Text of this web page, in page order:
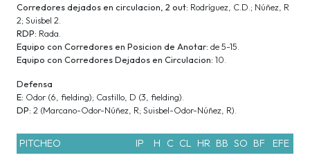
Corredores dejados en circulacion, 2 out: Rodríguez, C.D.; Núñez, R
2; Suisbel 2.
RDP: Rada.
Equipo con Corredores en Posicion de Anotar: de 5-15.
Equipo con Corredores Dejados en Circulacion: 10.
Defensa
E: Odor (6, fielding); Castillo, D (3, fielding).
DP: 2 (Marcano-Odor-Núñez, R; Suisbel-Odor-Núñez, R).
PITCHEO IP H C CL HR BB SO BF
EFE